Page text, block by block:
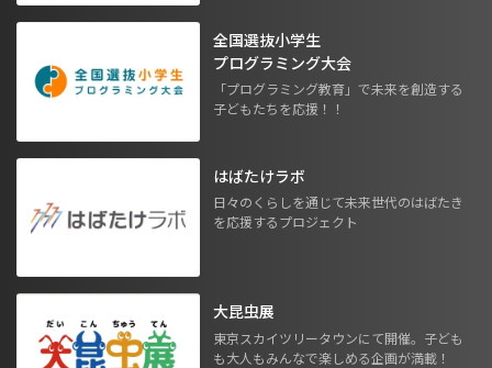
全国選抜小学生
プログラミング大会
「プログラミング教育」で未来を創造する
子どもたちを応援！！
はばたけラボ
日々のくらしを通じて未来世代のはばたき
を応援するプロジェクト
大昆虫展
東京スカイツリータウンにて開催。子ども
も大人もみんなで楽しめる企画が満載！